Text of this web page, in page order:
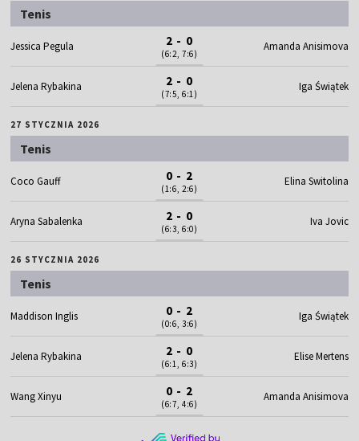
Tenis
Jessica Pegula 2 - 0
(6:2, 7:6)
Amanda Anisimova
Jelena Rybakina 2 - 0
(7:5, 6:1)
Iga Świątek
27 STYCZNIA 2026
Tenis
Coco Gauff 0 - 2
(1:6, 2:6)
Elina Switolina
Aryna Sabalenka 2 - 0
(6:3, 6:0)
Iva Jovic
26 STYCZNIA 2026
Tenis
Maddison Inglis 0 - 2
(0:6, 3:6)
Iga Świątek
Jelena Rybakina 2 - 0
(6:1, 6:3)
Elise Mertens
Wang Xinyu 0 - 2
(6:7, 4:6)
Amanda Anisimova